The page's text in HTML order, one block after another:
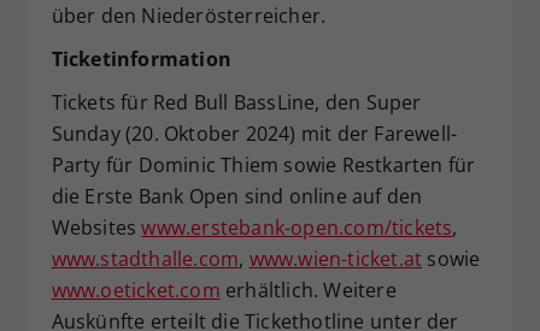
über den Niederösterreicher.
Ticketinformation
Tickets für Red Bull BassLine, den Super
Sunday (20. Oktober 2024) mit der Farewell-
Party für Dominic Thiem sowie Restkarten für
die Erste Bank Open sind online auf den
Websiteswww.erstebank-open.com/tickets,
www.stadthalle.com, www.wien-ticket.at sowie
www.oeticket.com erhältlich. Weitere
Auskünfte erteilt die Tickethotline unter der